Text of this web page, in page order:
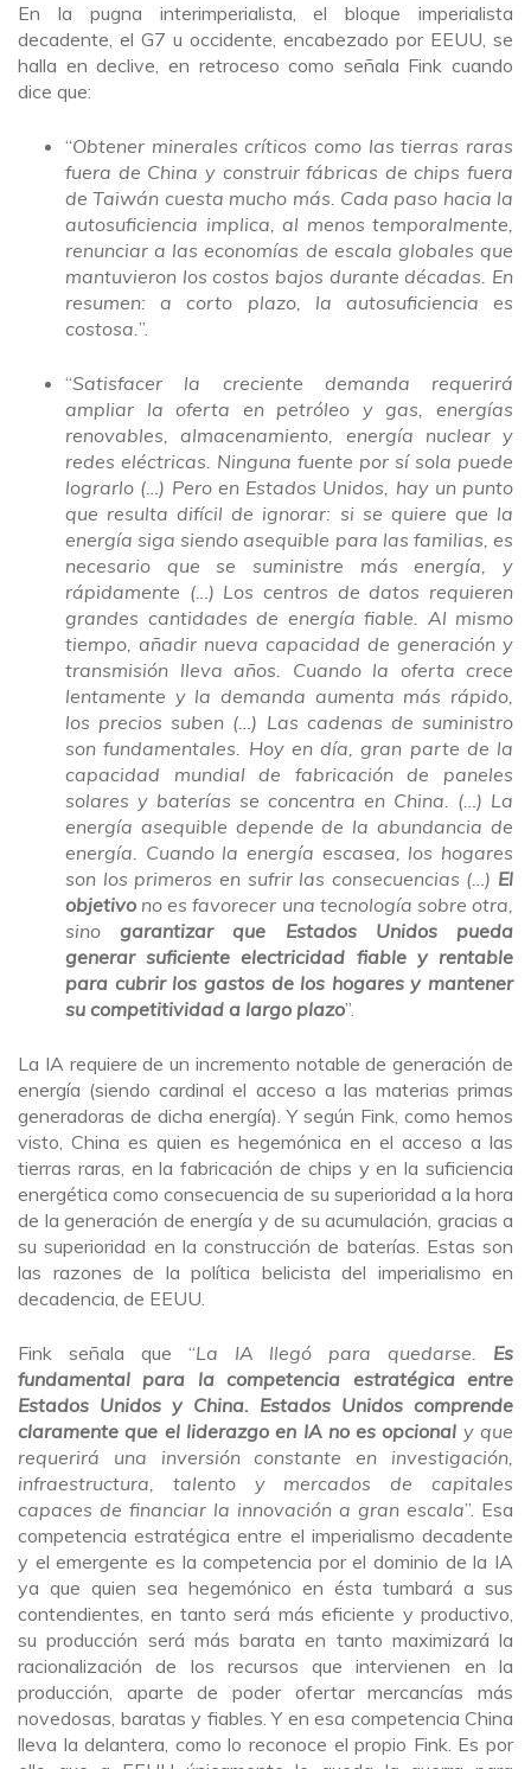
En la pugna interimperialista, el bloque imperialista
decadente, el G7 u occidente, encabezado por EEUU, se
halla en declive, en retroceso como señala Fink cuando
dice que:
“Obtener minerales críticos como las tierras raras
fuera de China y construir fábricas de chips fuera
de Taiwán cuesta mucho más. Cada paso hacia la
autosuficiencia implica, al menos temporalmente,
renunciar a las economías de escala globales que
mantuvieron los costos bajos durante décadas. En
resumen: a corto plazo, la autosuficiencia es
costosa.”.
“Satisfacer la creciente demanda requerirá
ampliar la oferta en petróleo y gas, energías
renovables, almacenamiento, energía nuclear y
redes eléctricas. Ninguna fuente por sí sola puede
lograrlo (…) Pero en Estados Unidos, hay un punto
que resulta difícil de ignorar: si se quiere que la
energía siga siendo asequible para las familias, es
necesario que se suministre más energía, y
rápidamente (…) Los centros de datos requieren
grandes cantidades de energía fiable. Al mismo
tiempo, añadir nueva capacidad de generación y
transmisión lleva años. Cuando la oferta crece
lentamente y la demanda aumenta más rápido,
los precios suben (…) Las cadenas de suministro
son fundamentales. Hoy en día, gran parte de la
capacidad mundial de fabricación de paneles
solares y baterías se concentra en China. (…) La
energía asequible depende de la abundancia de
energía. Cuando la energía escasea, los hogares
son los primeros en sufrir las consecuencias (…) El
objetivo no es favorecer una tecnología sobre otra,
sinogarantizar que Estados Unidos pueda
generar suficiente electricidad fiable y rentable
para cubrir los gastos de los hogares y mantener
su competitividad a largo plazo”.
La IA requiere de un incremento notable de generación de
energía (siendo cardinal el acceso a las materias primas
generadoras de dicha energía). Y según Fink, como hemos
visto, China es quien es hegemónica en el acceso a las
tierras raras, en la fabricación de chips y en la suficiencia
energética como consecuencia de su superioridad a la hora
de la generación de energía y de su acumulación, gracias a
su superioridad en la construcción de baterías. Estas son
las razones de la política belicista del imperialismo en
decadencia, de EEUU.
Fink señala que “La IA llegó para quedarse. Es
fundamental para la competencia estratégica entre
Estados Unidos y China. Estados Unidos comprende
claramente que el liderazgo en IA no es opcional y que
requerirá una inversión constante en investigación,
infraestructura, talento y mercados de capitales
capaces de financiar la innovación a gran escala”. Esa
competencia estratégica entre el imperialismo decadente
y el emergente es la competencia por el dominio de la IA
ya que quien sea hegemónico en ésta tumbará a sus
contendientes, en tanto será más eficiente y productivo,
su producción será más barata en tanto maximizará la
racionalización de los recursos que intervienen en la
producción, aparte de poder ofertar mercancías más
novedosas, baratas y fiables. Y en esa competencia China
lleva la delantera, como lo reconoce el propio Fink. Es por